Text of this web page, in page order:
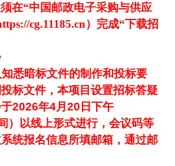
在“中国邮政电子采购与供应
cg.11185.cn）完成“下载招
悉暗标文件的制作和投标要
标文件，本项目设置招标答疑
2026年4月 20 日下午
）以线上形式进行，会议码等
统报名信息所填邮箱，通过邮